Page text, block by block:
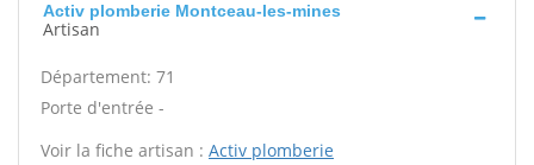
Activ plomberie Montceau-les-mines
Artisan
Département: 71
Porte d'entrée -
Voir la fiche artisan : Activ plomberie